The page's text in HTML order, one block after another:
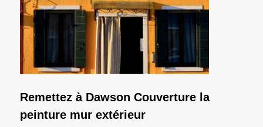
Remettez à Dawson Couverture la
peinture mur extérieur